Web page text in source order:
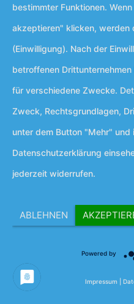
YouTube
https://
policies/privacy
Google Web
bereitgestellt
Aufruf einer
Browser die
um Texte und
bestimmter Funktionen.
akzeptieren" klicken, werden
(Einwilligung). Nach der
betroffenen
für verschiedene Zwecke.
Zweck, Rechtsgrundlagen,
unter dem Button "Mehr" und
Datenschutzerklärung
jederzeit widerrufen.
ABLEHNEN
Powered by
Impressum